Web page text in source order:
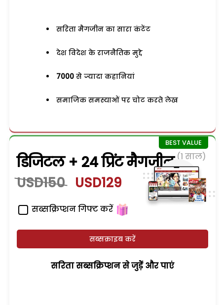
सरिता मैगजीन का सारा कंटेंट
देश विदेश के राजनैतिक मुद्दे
7000 से ज्यादा कहानियां
समाजिक समस्याओं पर चोट करते लेख
डिजिटल + 24 प्रिंट मैगजीन (1 साल)
USD150 USD129
सब्सक्रिप्शन गिफ्ट करें
सब्सक्राइब करें
सरिता सब्सक्रिप्शन से जुड़ेें और पाएं